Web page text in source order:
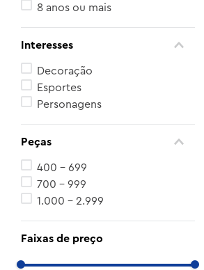
8 anos ou mais
Interesses
Decoração
Esportes
Personagens
Peças
400 - 699
700 - 999
1.000 - 2.999
Faixas de preço